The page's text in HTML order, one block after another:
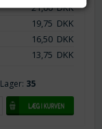
21,00DKK
19,75 DKK
16,50DKK
13,75 DKK
Lager: 35